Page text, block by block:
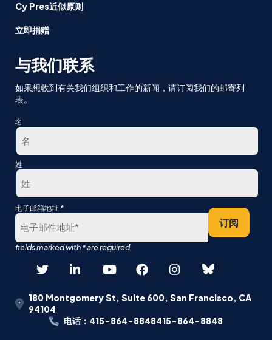
Cy Pres近似原则
立即捐赠
与我们联系
如果想收到有关我们组织和工作的新闻，请订阅我们的邮寄列
表。
名
第
姓
最
后
电子邮箱地址 *
订阅
180 Montgomery St, Suite 600, San Francisco, CA
94104
电话：415-864-8848415-864-8848